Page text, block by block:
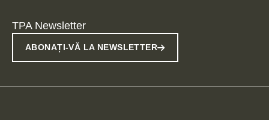
TPA Newsletter
ABONAȚI-VĂ LA NEWSLETTER